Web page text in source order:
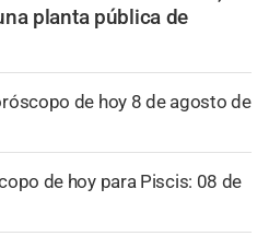
planta pública de
de hoy 8 de agosto de
de hoy para Piscis: 08 de